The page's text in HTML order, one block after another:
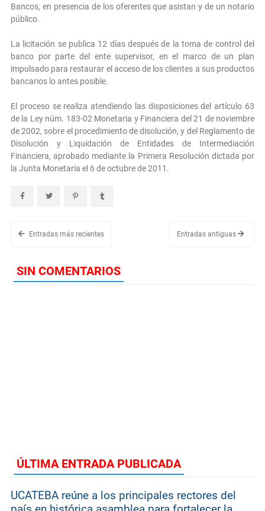
Bancos, en presencia de los oferentes que asistan y de un notario
público.
La licitación se publica 12 días después de la toma de control del
banco por parte del ente supervisor, en el marco de un plan
impulsado para restaurar el acceso de los clientes a sus productos
bancarios lo antes posible.
El proceso se realiza atendiendo las disposiciones del artículo 63
de la Ley núm. 183-02 Monetaria y Financiera del 21 de noviembre
de 2002, sobre el procedimiento de disolución, y del Reglamento de
Disolución y Liquidación de Entidades de Intermediación
Financiera, aprobado mediante la Primera Resolución dictada por
la Junta Monetaria el 6 de octubre de 2011.
Entradas más recientes Entradas antiguas
SIN COMENTARIOS
ÚLTIMA ENTRADA PUBLICADA
UCATEBA reúne a los principales rectores del